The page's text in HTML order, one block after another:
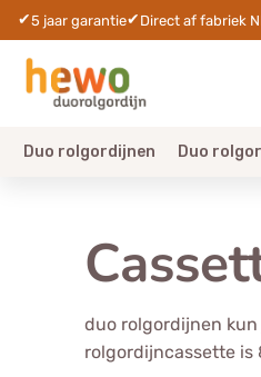
✔5 jaar garantie✔ Direct af fabriek
Duo rolgordijnen Duo
duo rolgordijnen
rolgordijncassette is